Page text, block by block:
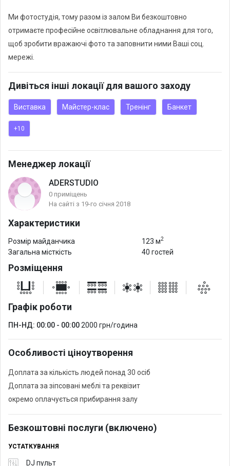
Ми фотостудія, тому разом із залом Ви безкоштовно
отримаєте професійне освітлювальне обладнання для того,
щоб зробити вражаючі фото та заповнити ними Ваші соц.
мережі.
Дивіться інші локації для вашого заходу
Виставка Майстер-клас Тренінг Банкет
+10
Менеджер локації
ADERSTUDIO
0 приміщень
На сайті з 19-го січня 2018
Характеристики
Розмір майданчика 123 м2
Загальна місткість 40 гостей
Розміщення
Графік роботи
ПН-НД: 00:00 - 00:002000 грн/година
Особливості ціноутворення
Доплата за кількість людей понад 30 осіб
Доплата за зіпсовані меблі та реквізит
окремо оплачується прибирання залу
Безкоштовні послуги (включено)
УСТАТКУВАННЯ
DJ пульт